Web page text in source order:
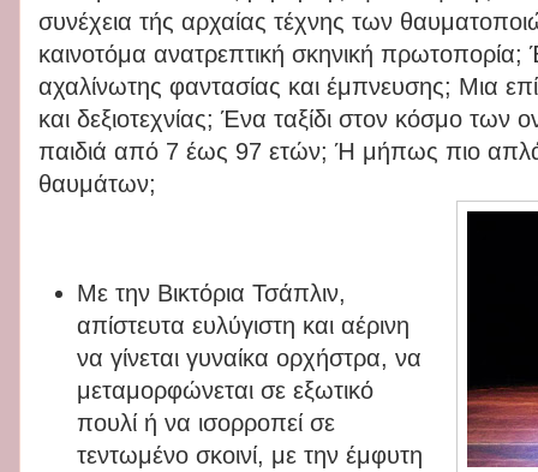
συνέχεια τής αρχαίας τέχνης των
καινοτόμα ανατρεπτική σκηνική πρωτοπορία;
αχαλίνωτης φαντασίας και έμπνευσης; Μια
και δεξιοτεχνίας; Ένα ταξίδι στον κόσμο των
παιδιά από 7 έως 97 ετών; Ή μήπως πιο
θαυμάτων;
Με την Βικτόρια Τσάπλιν,
απίστευτα ευλύγιστη και αέρινη
να γίνεται γυναίκα ορχήστρα, να
μεταμορφώνεται σε εξωτικό
πουλί ή να ισορροπεί σε
τεντωμένο σκοινί, με την έμφυτη